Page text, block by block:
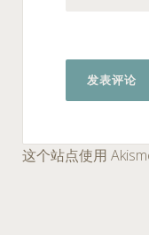
这个站点使用